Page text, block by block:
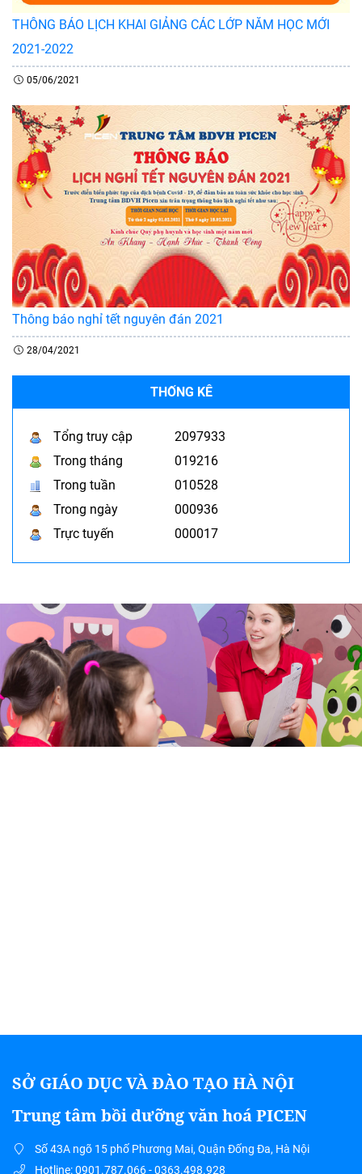
THÔNG BÁO LỊCH KHAI GIẢNG CÁC LỚP NĂM HỌC MỚI
2021-2022
05/06/2021
Thông báo nghỉ tết nguyên đán 2021
28/04/2021
THỐNG KÊ
Tổng truy cập
2097933
Trong tháng
019216
Trong tuần
010528
Trong ngày
000936
Trực tuyến
000017
SỞ GIÁO DỤC VÀ ĐÀO TẠO HÀ NỘI
Trung tâm bồi dưỡng văn hoá PICEN
Số 43A ngõ 15 phố Phương Mai, Quận Đống Đa, Hà Nội
Hotline: 0901.787.066 - 0363.498.928